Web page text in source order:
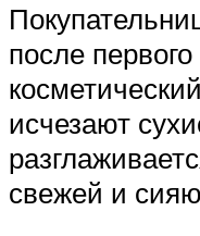
после
исчезают
свежей и